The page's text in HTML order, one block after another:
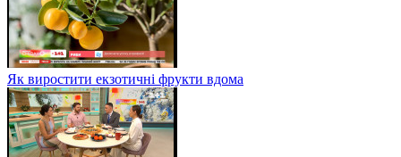
Як виростити екзотичні фрукти вдома